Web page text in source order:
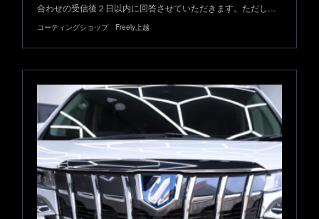
合わせの受信後２日以内に回答させていただきます。ただし…
コーティングショップ Freely上越